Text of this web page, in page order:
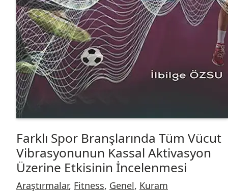
Farklı Spor Branşlarında Tüm Vücut
Vibrasyonunun Kassal Aktivasyon
Üzerine Etkisinin İncelenmesi
Araştırmalar, Fitness, Genel, Kuram